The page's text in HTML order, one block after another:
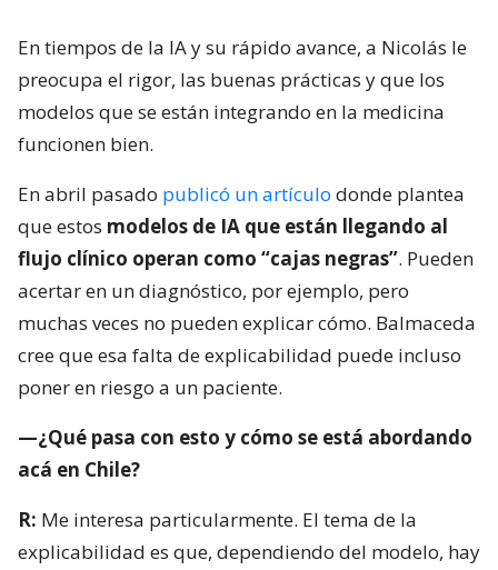
En tiempos de la IA y su rápido avance, a Nicolás le
preocupa el rigor, las buenas prácticas y que los
modelos que se están integrando en la medicina
funcionen bien.
En abril pasado publicó un artículo donde plantea
que estos modelos de IA que están llegando al
flujo clínico operan como “cajas negras”. Pueden
acertar en un diagnóstico, por ejemplo, pero
muchas veces no pueden explicar cómo. Balmaceda
cree que esa falta de explicabilidad puede incluso
poner en riesgo a un paciente.
—¿Qué pasa con esto y cómo se está abordando
acá en Chile?
R: Me interesa particularmente. El tema de la
explicabilidad es que, dependiendo del modelo, hay